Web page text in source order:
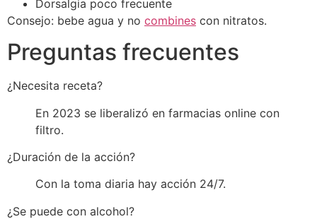
Dorsalgia poco frecuente
Consejo: bebe agua y no combines con nitratos.
Preguntas frecuentes
¿Necesita receta?
En 2023 se liberalizó en farmacias online con
filtro.
¿Duración de la acción?
Con la toma diaria hay acción 24/7.
¿Se puede con alcohol?